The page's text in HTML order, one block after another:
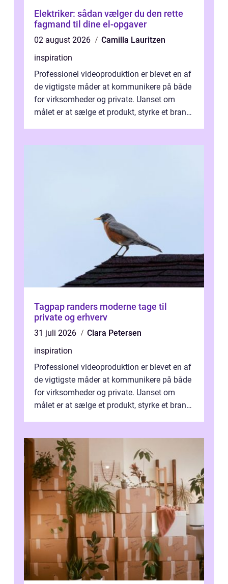
Elektriker: sådan vælger du den rette
fagmand til dine el-opgaver
02 august 2026
Camilla Lauritzen
inspiration
Professionel videoproduktion er blevet en af
de vigtigste måder at kommunikere på både
for virksomheder og private. Uanset om
målet er at sælge et produkt, styrke et brand,
Tagpap randers moderne tage til
private og erhverv
31 juli 2026
Clara Petersen
inspiration
Professionel videoproduktion er blevet en af
de vigtigste måder at kommunikere på både
for virksomheder og private. Uanset om
målet er at sælge et produkt, styrke et brand,